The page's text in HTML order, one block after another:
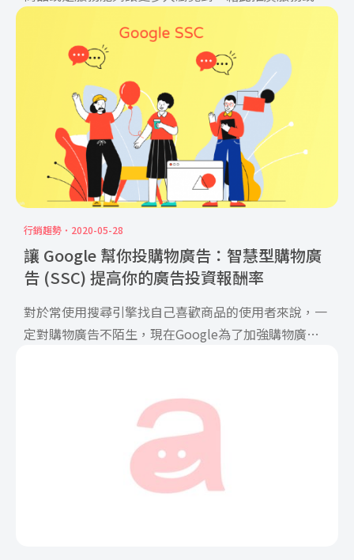
行銷趨勢 2020-05-28
讓 Google 幫你投購物廣告：智慧型購物廣
告 (SSC) 提高你的廣告投資報酬率
對於常使用搜尋引擎找自己喜歡商品的使用者來說，一
定對購物廣告不陌生，現在Google為了加強購物廣告